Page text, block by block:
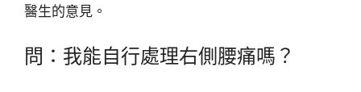
醫生的意見。
問：我能自行處理右側腰痛嗎？